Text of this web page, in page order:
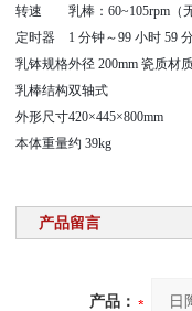
转速
乳棒：60~105rpm（
定时器
1 分钟～99 小时 59
乳钵规格外径 200mm 瓷质材
乳棒结构双轴式
外形尺寸420×445×800mm
本体重量约 39kg
产品留言
产品：